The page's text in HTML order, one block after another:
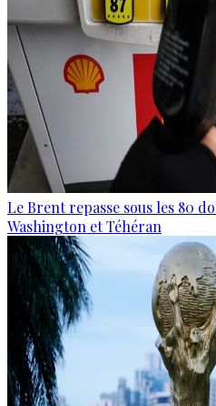
Le Brent repasse sous les 80
Washington et Téhéran